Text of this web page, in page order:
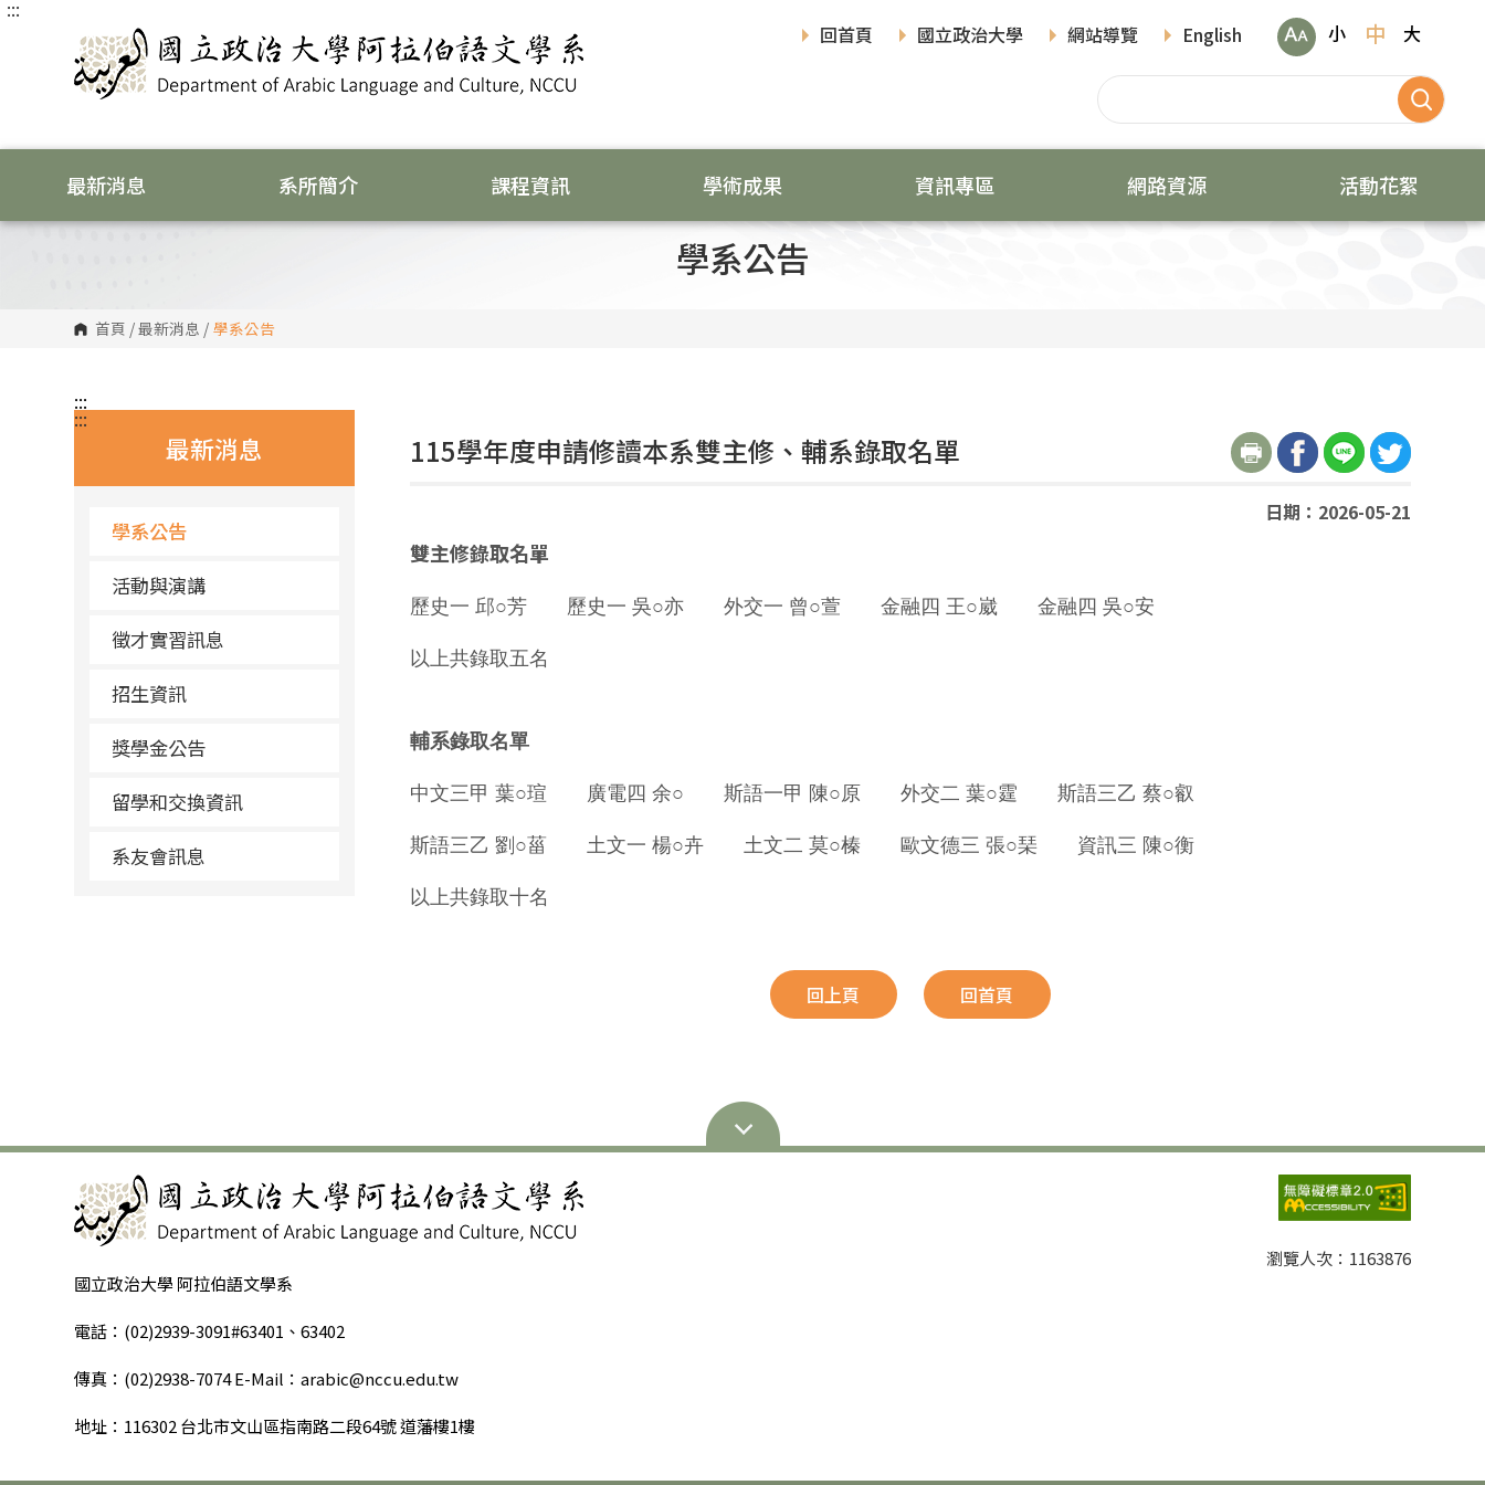
跳
:::
回首頁
國立政治大學 網站導覽 English 小 中 大
最新消息 系所簡介 課程資訊 學術成果 資訊專區 網路資源 活動花絮
學系公告
首頁 /最新消息 / 學系公告
:::
最新消息
學系公告
活動與演講
徵才實習訊息
招生資訊
獎學金公告
留學和交換資訊
系友會訊息
:::
115學年度申請修讀本系雙主修、輔系錄取名單
日期：2026-05-21
雙主修錄取名單
歷史一 邱○芳 歷史一 吳○亦 外交一 曾○萱 金融四 王○崴 金融四 吳○安
以上共錄取五名
輔系錄取名單
中文三甲 葉○瑄 廣電四 余○ 斯語一甲 陳○原 外交二 葉○霆 斯語三乙 蔡○叡
斯語三乙 劉○菑 土文一 楊○卉 土文二 莫○榛 歐文德三 張○琹 資訊三 陳○衡
以上共錄取十名
回上頁 回首頁
國立政治大學 阿拉伯語文學系
電話：(02)2939-3091#63401、63402
傳真：(02)2938-7074 E-Mail：arabic@nccu.edu.tw
地址：116302 台北市文山區指南路二段64號 道藩樓1樓
瀏覽人次： 1163876